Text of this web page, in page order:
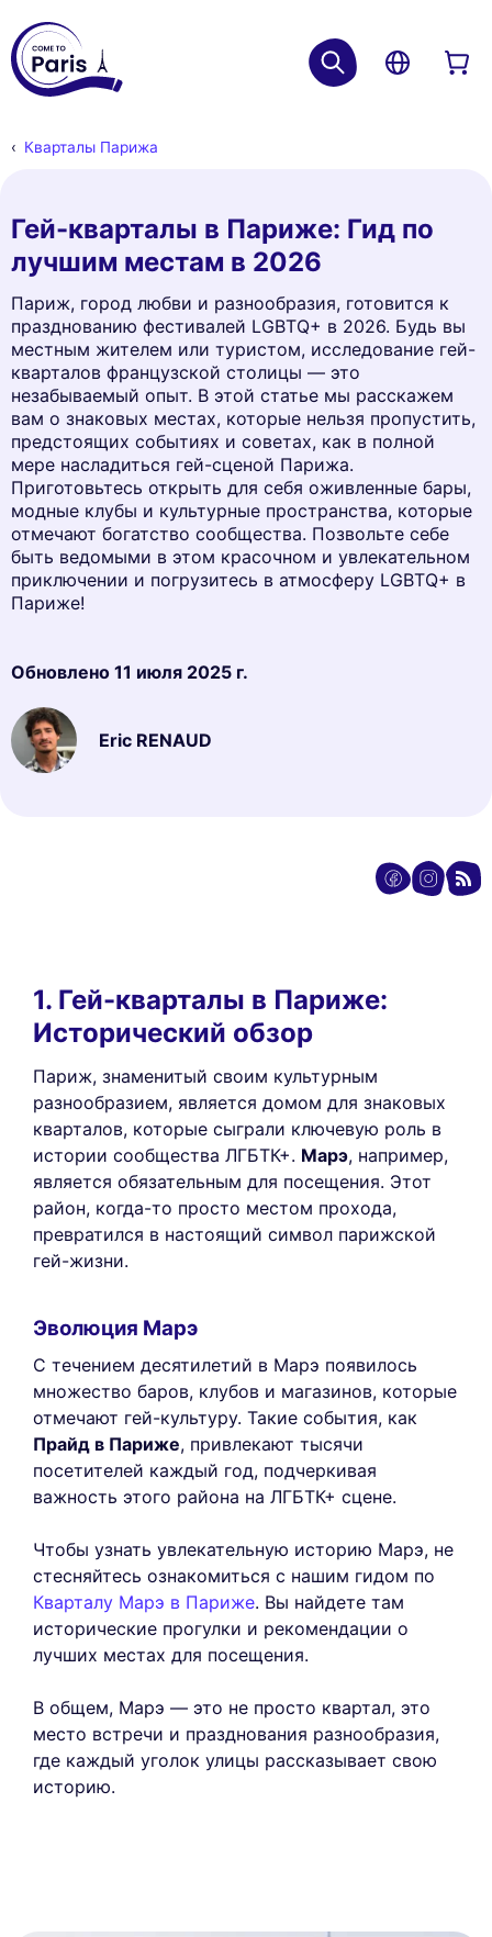
Кварталы Парижа
Гей-кварталы в Париже: Гид по
лучшим местам в 2026
Париж, город любви и разнообразия, готовится к
празднованию фестивалей LGBTQ+ в 2026. Будь вы
местным жителем или туристом, исследование гей-
кварталов французской столицы — это
незабываемый опыт. В этой статье мы расскажем
вам о знаковых местах, которые нельзя пропустить,
предстоящих событиях и советах, как в полной
мере насладиться гей-сценой Парижа.
Приготовьтесь открыть для себя оживленные бары,
модные клубы и культурные пространства, которые
отмечают богатство сообщества. Позвольте себе
быть ведомыми в этом красочном и увлекательном
приключении и погрузитесь в атмосферу LGBTQ+ в
Париже!
Обновлено 11 июля 2025 г.
Eric RENAUD
1. Гей-кварталы в Париже:
Исторический обзор
Париж, знаменитый своим культурным
разнообразием, является домом для знаковых
кварталов, которые сыграли ключевую роль в
истории сообщества ЛГБТК+. Марэ, например,
является обязательным для посещения. Этот
район, когда-то просто местом прохода,
превратился в настоящий символ парижской
гей-жизни.
Эволюция Марэ
С течением десятилетий в Марэ появилось
множество баров, клубов и магазинов, которые
отмечают гей-культуру. Такие события, как
Прайд в Париже, привлекают тысячи
посетителей каждый год, подчеркивая
важность этого района на ЛГБТК+ сцене.
Чтобы узнать увлекательную историю Марэ, не
стесняйтесь ознакомиться с нашим гидом по
Кварталу Марэ в Париже. Вы найдете там
исторические прогулки и рекомендации о
лучших местах для посещения.
В общем, Марэ — это не просто квартал, это
место встречи и празднования разнообразия,
где каждый уголок улицы рассказывает свою
историю.